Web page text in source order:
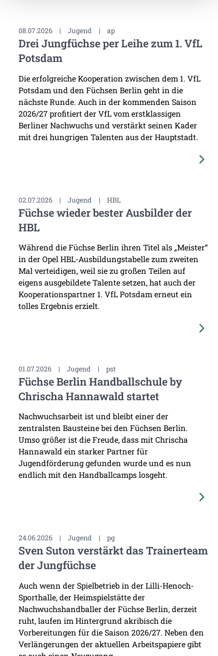
08.07.2026 | Jugend | ap
Drei Jungfüchse per Leihe zum 1. VfL
Potsdam
Die erfolgreiche Kooperation zwischen dem 1. VfL
Potsdam und den Füchsen Berlin geht in die
nächste Runde. Auch in der kommenden Saison
2026/27 profitiert der VfL vom erstklassigen
Berliner Nachwuchs und verstärkt seinen Kader
mit drei hungrigen Talenten aus der Hauptstadt.
02.07.2026 | Jugend | HBL
Füchse wieder bester Ausbilder der
HBL
Während die Füchse Berlin ihren Titel als „Meister“
in der Opel HBL-Ausbildungstabelle zum zweiten
Mal verteidigen, weil sie zu großen Teilen auf
eigens ausgebildete Talente setzen, hat auch der
Kooperationspartner 1. VfL Potsdam erneut ein
tolles Ergebnis erzielt.
01.07.2026 | Jugend | pst
Füchse Berlin Handballschule by
Chrischa Hannawald startet
Nachwuchsarbeit ist und bleibt einer der
zentralsten Bausteine bei den Füchsen Berlin.
Umso größer ist die Freude, dass mit Chrischa
Hannawald ein starker Partner für
Jugendförderung gefunden wurde und es nun
endlich mit den Handballcamps losgeht.
24.06.2026 | Jugend | pg
Sven Suton verstärkt das Trainerteam
der Jungfüchse
Auch wenn der Spielbetrieb in der Lilli-Henoch-
Sporthalle, der Heimspielstätte der
Nachwuchshandballer der Füchse Berlin, derzeit
ruht, laufen im Hintergrund akribisch die
Vorbereitungen für die Saison 2026/27. Neben den
Verlängerungen der aktuellen Arbeitspapiere gibt